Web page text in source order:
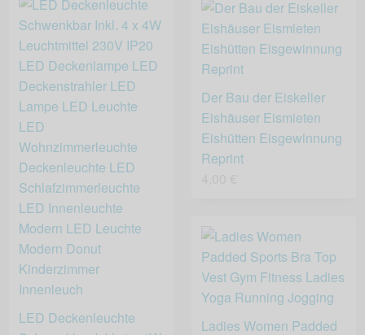
LED Deckenleuchte
Der Bau der Eiskeller
Eishäuser Eismieten
Eishütten Eisgewinnung
Reprint
Ladies Women Padded